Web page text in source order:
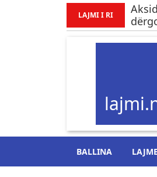
LAJMI I RI
BALLINA LAJME